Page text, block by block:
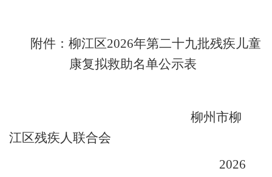
附件： 柳江区2026年第二十九批残疾儿童
康复拟救助名单公示表
柳州市柳
江区残疾人联合会
2026